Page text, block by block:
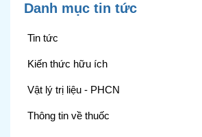
Danh mục tin tức
Tin tức
Kiến thức hữu ích
Vật lý trị liệu - PHCN
Thông tin về thuốc